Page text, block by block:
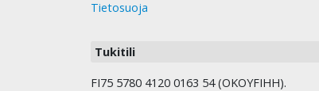
Tietosuoja
Tukitili
FI75 5780 4120 0163 54 (OKOYFIHH).